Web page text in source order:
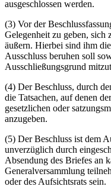
ausgeschlossen werden.
(3) Vor der
Gelegenheit zu geben, sich
äußern. Hierbei sind ihm
Ausschluss beruhen soll
Ausschließungsgrund
(4) Der Beschluss, durch
die Tatsachen, auf denen
gesetzlichen oder
anzugeben.
(5) Der Beschluss ist dem
unverzüglich durch
Absendung des Briefes an
Generalversammlung
oder des Aufsichtsrats sein.